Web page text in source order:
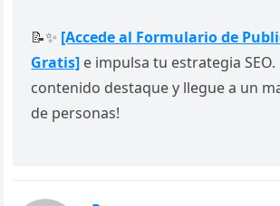
📝✨ [Accede al Formulario de
Gratis] e impulsa tu estrategia SEO.
contenido destaque y llegue a un
de personas!